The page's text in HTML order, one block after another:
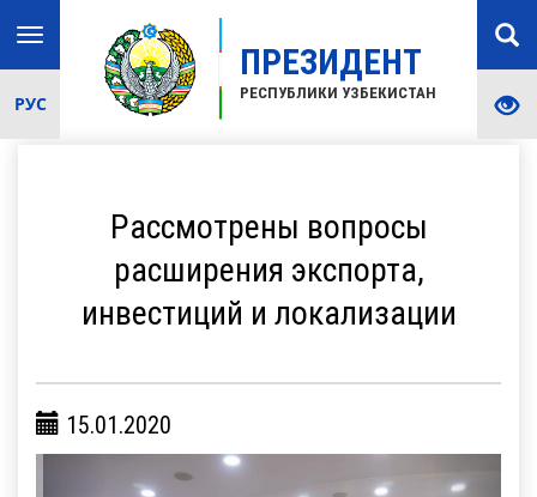
ПРЕЗИДЕНТ
РЕСПУБЛИКИ УЗБЕКИСТАН
Toggle
navigation
РУС
Рассмотрены вопросы
расширения экспорта,
инвестиций и локализации
15.01.2020